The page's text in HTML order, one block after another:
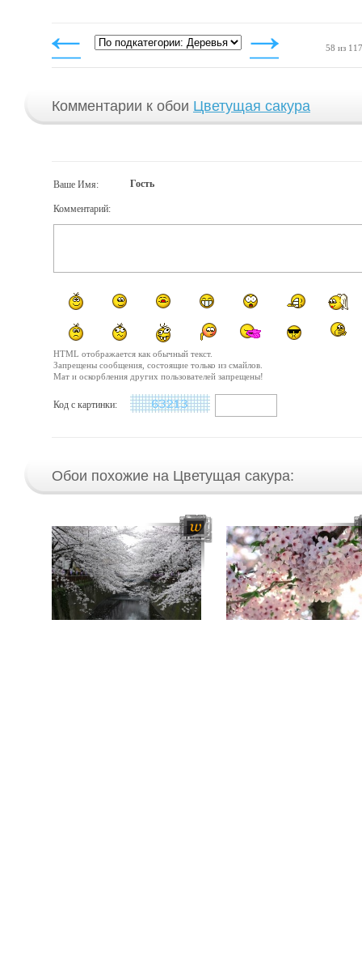
1152x864
1280x960
2560x1920
58 из
Комментарии к обои Цветущая сакура
Ваше Имя: Гость
Комментарий:
HTML отображается как обычный текст.
Запрещены сообщения, состоящие только из смайлов.
Мат и оскорбления других пользователей запрещены!
Код с картинки:
Обои похожие на Цветущая сакура: